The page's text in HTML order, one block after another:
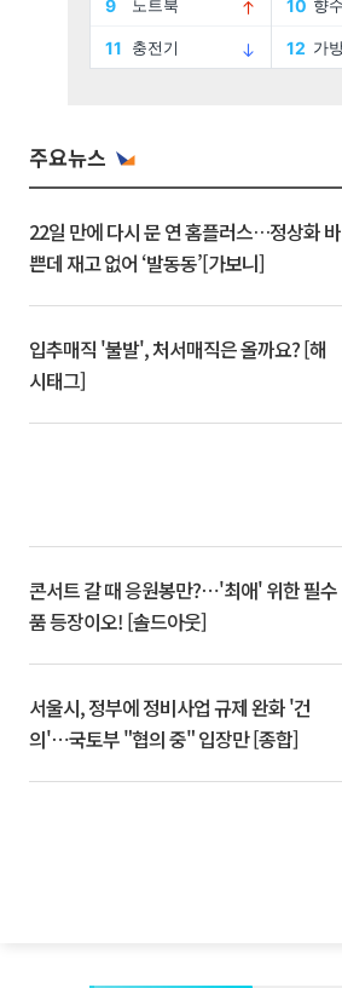
주요뉴스
22일 만에 다시 문 연 홈플러스…정상화 바
쁜데 재고 없어 ‘발동동’[가보니]
입추매직 '불발', 처서매직은 올까요? [해
시태그]
콘서트 갈 때 응원봉만?⋯'최애' 위한 필수
품 등장이오! [솔드아웃]
서울시, 정부에 정비사업 규제 완화 '건
의'⋯국토부 "협의 중" 입장만 [종합]